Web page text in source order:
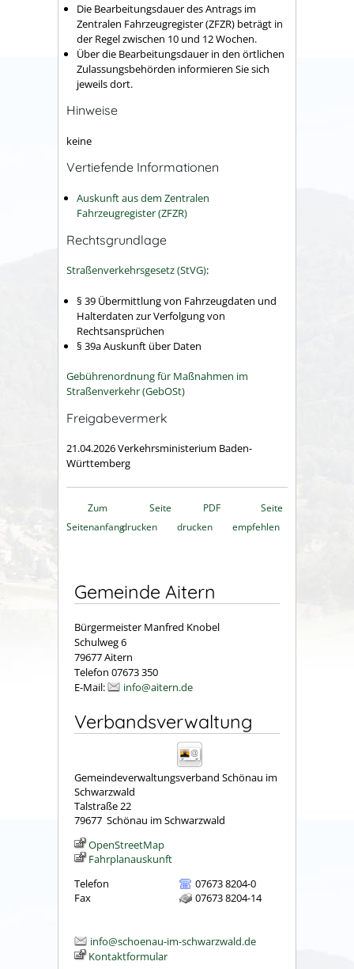
Die Bearbeitungsdauer des Antrags im
Zentralen Fahrzeugregister (ZFZR) beträgt in
der Regel zwischen 10 und 12 Wochen.
Über die Bearbeitungsdauer in den örtlichen
Zulassungsbehörden informieren Sie sich
jeweils dort.
Hinweise
keine
Vertiefende Informationen
Auskunft aus dem Zentralen
Fahrzeugregister (ZFZR)
Rechtsgrundlage
Straßenverkehrsgesetz (StVG):
§ 39 Übermittlung von Fahrzeugdaten und
Halterdaten zur Verfolgung von
Rechtsansprüchen
§ 39a Auskunft über Daten
Gebührenordnung für Maßnahmen im
Straßenverkehr (GebOSt)
Freigabevermerk
21.04.2026 Verkehrsministerium Baden-
Württemberg
Zum
Seitenanfang
Seite
drucken
PDF
drucken
Seite
empfehlen
Gemeinde Aitern
Bürgermeister Manfred Knobel
Schulweg 6
79677 Aitern
Telefon 07673 350
E-Mail:
info@aitern.de
Verbandsverwaltung
Gemeindeverwaltungsverband Schönau im
Schwarzwald
Talstraße 22
79677 Schönau im Schwarzwald
OpenStreetMap
Fahrplanauskunft
Telefon
07673 8204-0
Fax
07673 8204-14
info@schoenau-im-schwarzwald.de
Kontaktformular